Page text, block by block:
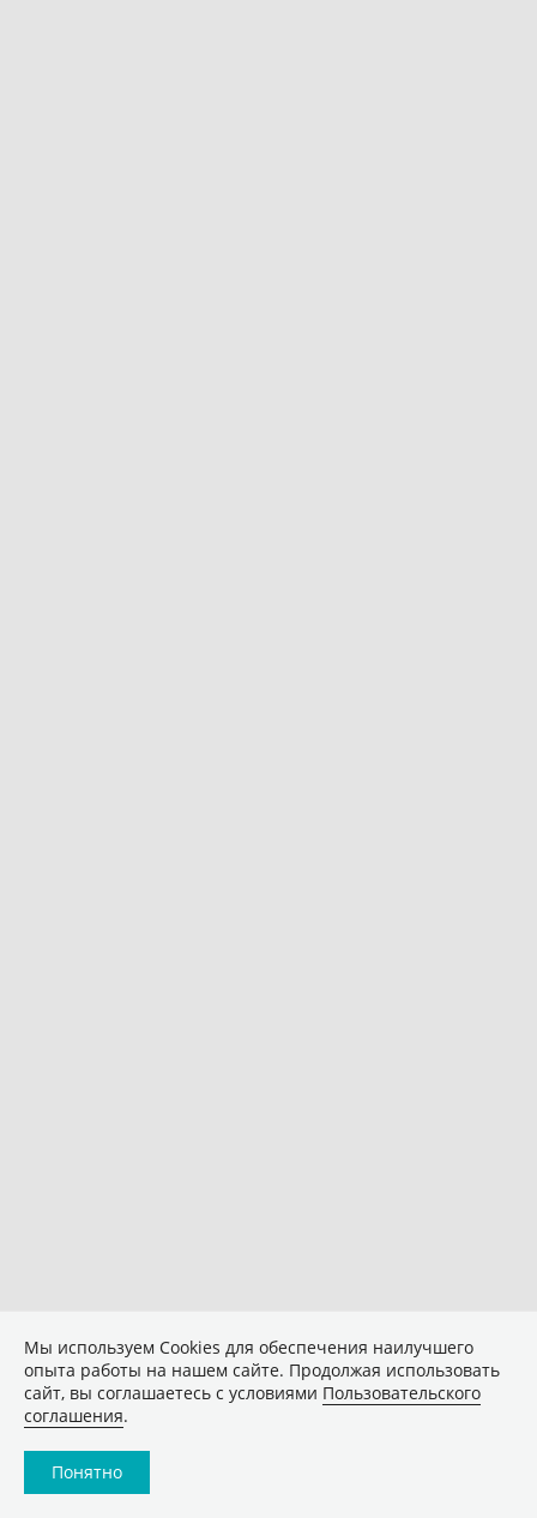
Мы используем Сookies для обеспечения наилучшего
опыта работы на нашем сайте. Продолжая использовать
сайт, вы соглашаетесь с условиями Пользовательского
соглашения.
Понятно